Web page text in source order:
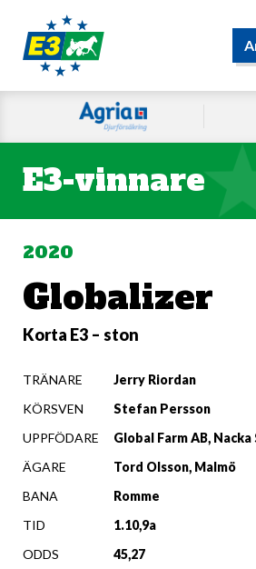
E3-vinnare
2020
Globalizer
Korta E3 – ston
TRÄNARE
Jerry Riordan
KÖRSVEN
Stefan Persson
UPPFÖDARE
Global Farm AB,
ÄGARE
Tord Olsson, Malmö
BANA
Romme
TID
1.10,9a
ODDS
45,27